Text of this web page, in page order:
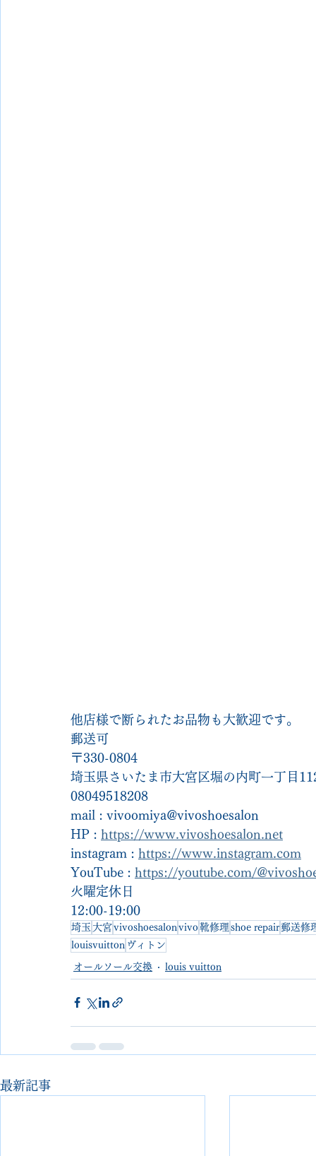
他店様で断られたお品物も大歓迎です。
郵送可
〒330-0804
埼玉県さいたま市大宮区堀の内町一丁目
08049518208
mail : vivoomiya@vivoshoesalon
HP : https://www.vivoshoesalon.net
instagram : https://www.instagram.com
YouTube : https://youtube.com/
火曜定休日
12:00-19:00
埼玉 大宮vivoshoesalon vivo靴修理 shoe repair郵送修
louisvuitton ヴィトン
オールソール交換 louis vuitton
最新記事